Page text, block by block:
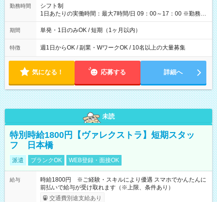
間】試用期間なし
勤務時間
シフト制
1日あたりの実働時間：最大7時間/日 09：00～17：00 ※勤務時
間は 試験により異なります。
期間 単発・1日のみOK / 短期（1ヶ月以内）
特徴 週1日からOK / 副業・WワークOK / 10名以上の大量募集
気になる！ 応募する 詳細へ
未読
特別時給1800円【ヴァレクストラ】短期スタッ
フ 日本橋
派遣 ブランクOK WEB登録・面接OK
給与
時給1800円 ※ご経験・スキルにより優遇 スマホでかんたんに
前払いで給与が受け取れます（※上限、条件あり）
交通費別途支給あり